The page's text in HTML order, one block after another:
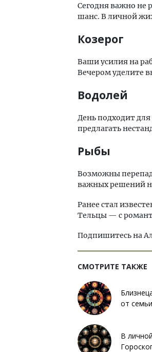
Сегодня важно не
шанс. В личной
Козерог
Ваши усилия на
Вечером уделите
Водолей
День подходит
предлагать
Рыбы
Возможны
важных решений
Ранее стал
Тельцы — с
Подпишитесь на
СМОТРИТЕ ТАКЖЕ
от
В